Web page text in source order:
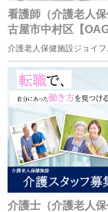
共同利用する個人
従業員員や登録ス
・人事労務管理に
う際に、当社グル
おいて使用するため
・ご家族等の氏名
続きの他、本人に
の使用の為
・当社グループ各
とするため
看護師（介護老人
古屋市中村区【
介護老人保健施設ジョイフ
介護士（介護老人